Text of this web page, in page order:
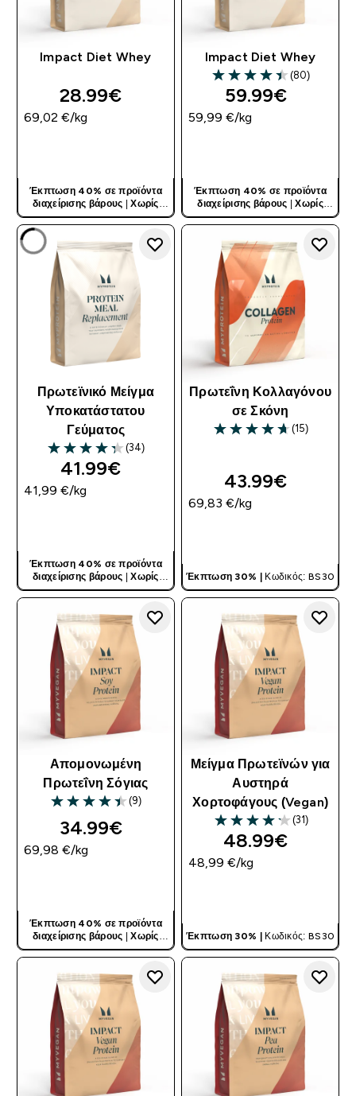
Impact Diet Whey
28.99€‎
69,02 €‎/kg
Έκπτωση 40% σε προϊόντα
διαχείρισης βάρους |Χωρίς
Κωδικό
Impact Diet Whey
4.43 out of 5 stars
(80)
59.99€‎
59,99 €‎/kg
Έκπτωση 40% σε προϊόντα
διαχείρισης βάρους |Χωρίς
Κωδικό
Πρωτεϊνικό Μείγμα
Υποκατάστατου
Γεύματος
4.29 out of 5 stars
(34)
41.99€‎
41,99 €‎/kg
Έκπτωση 40% σε προϊόντα
διαχείρισης βάρους |Χωρίς
Κωδικό
Πρωτεΐνη Κολλαγόνου
σε Σκόνη
4.67 out of 5 stars
(15)
43.99€‎
69,83 €‎/kg
Έκπτωση 30% | Κωδικός: BS30
Απομονωμένη
Πρωτεΐνη Σόγιας
4.44 out of 5 stars
(9)
34.99€‎
69,98 €‎/kg
Έκπτωση 40% σε προϊόντα
διαχείρισης βάρους |Χωρίς
Κωδικό
Μείγμα Πρωτεϊνών για
Αυστηρά
Χορτοφάγους (Vegan)
4.16 out of 5 stars
(31)
48.99€‎
48,99 €‎/kg
Έκπτωση 30% | Κωδικός: BS30